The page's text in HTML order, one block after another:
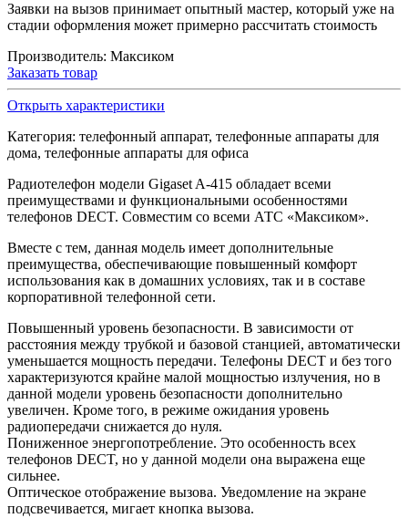
Заявки на вызов принимает опытный мастер, который уже на
стадии оформления может примерно рассчитать стоимость
Производитель: Максиком
Заказать товар
Открыть характеристики
Категория: телефонный аппарат, телефонные аппараты для
дома, телефонные аппараты для офиса
Радиотелефон модели Gigaset A-415 обладает всеми
преимуществами и функциональными особенностями
телефонов DECT. Совместим со всеми АТС «Максиком».
Вместе с тем, данная модель имеет дополнительные
преимущества, обеспечивающие повышенный комфорт
использования как в домашних условиях, так и в составе
корпоративной телефонной сети.
Повышенный уровень безопасности. В зависимости от
расстояния между трубкой и базовой станцией, автоматически
уменьшается мощность передачи. Телефоны DECT и без того
характеризуются крайне малой мощностью излучения, но в
данной модели уровень безопасности дополнительно
увеличен. Кроме того, в режиме ожидания уровень
радиопередачи снижается до нуля.
Пониженное энергопотребление. Это особенность всех
телефонов DECT, но у данной модели она выражена еще
сильнее.
Оптическое отображение вызова. Уведомление на экране
подсвечивается, мигает кнопка вызова.